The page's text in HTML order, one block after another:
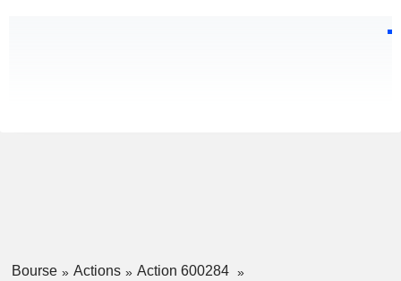
Bourse Actions
Action 600284